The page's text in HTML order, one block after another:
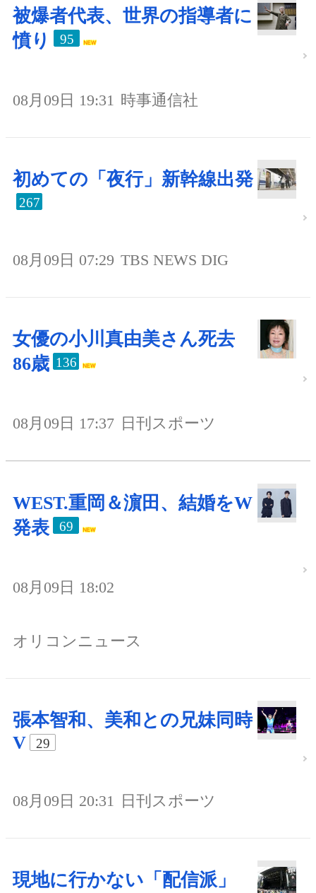
被爆者代表、世界の指導者に
憤り
95
08月09日 19:31 時事通信社
初めての「夜行」新幹線出発
267
08月09日 07:29 TBS NEWS DIG
女優の小川真由美さん死去
86歳 136
08月09日 17:37 日刊スポーツ
WEST.重岡＆濵田、結婚をW
発表
69
08月09日 18:02
オリコンニュース
張本智和、美和との兄妹同時
V
29
08月09日 20:31 日刊スポーツ
現地に行かない「配信派」